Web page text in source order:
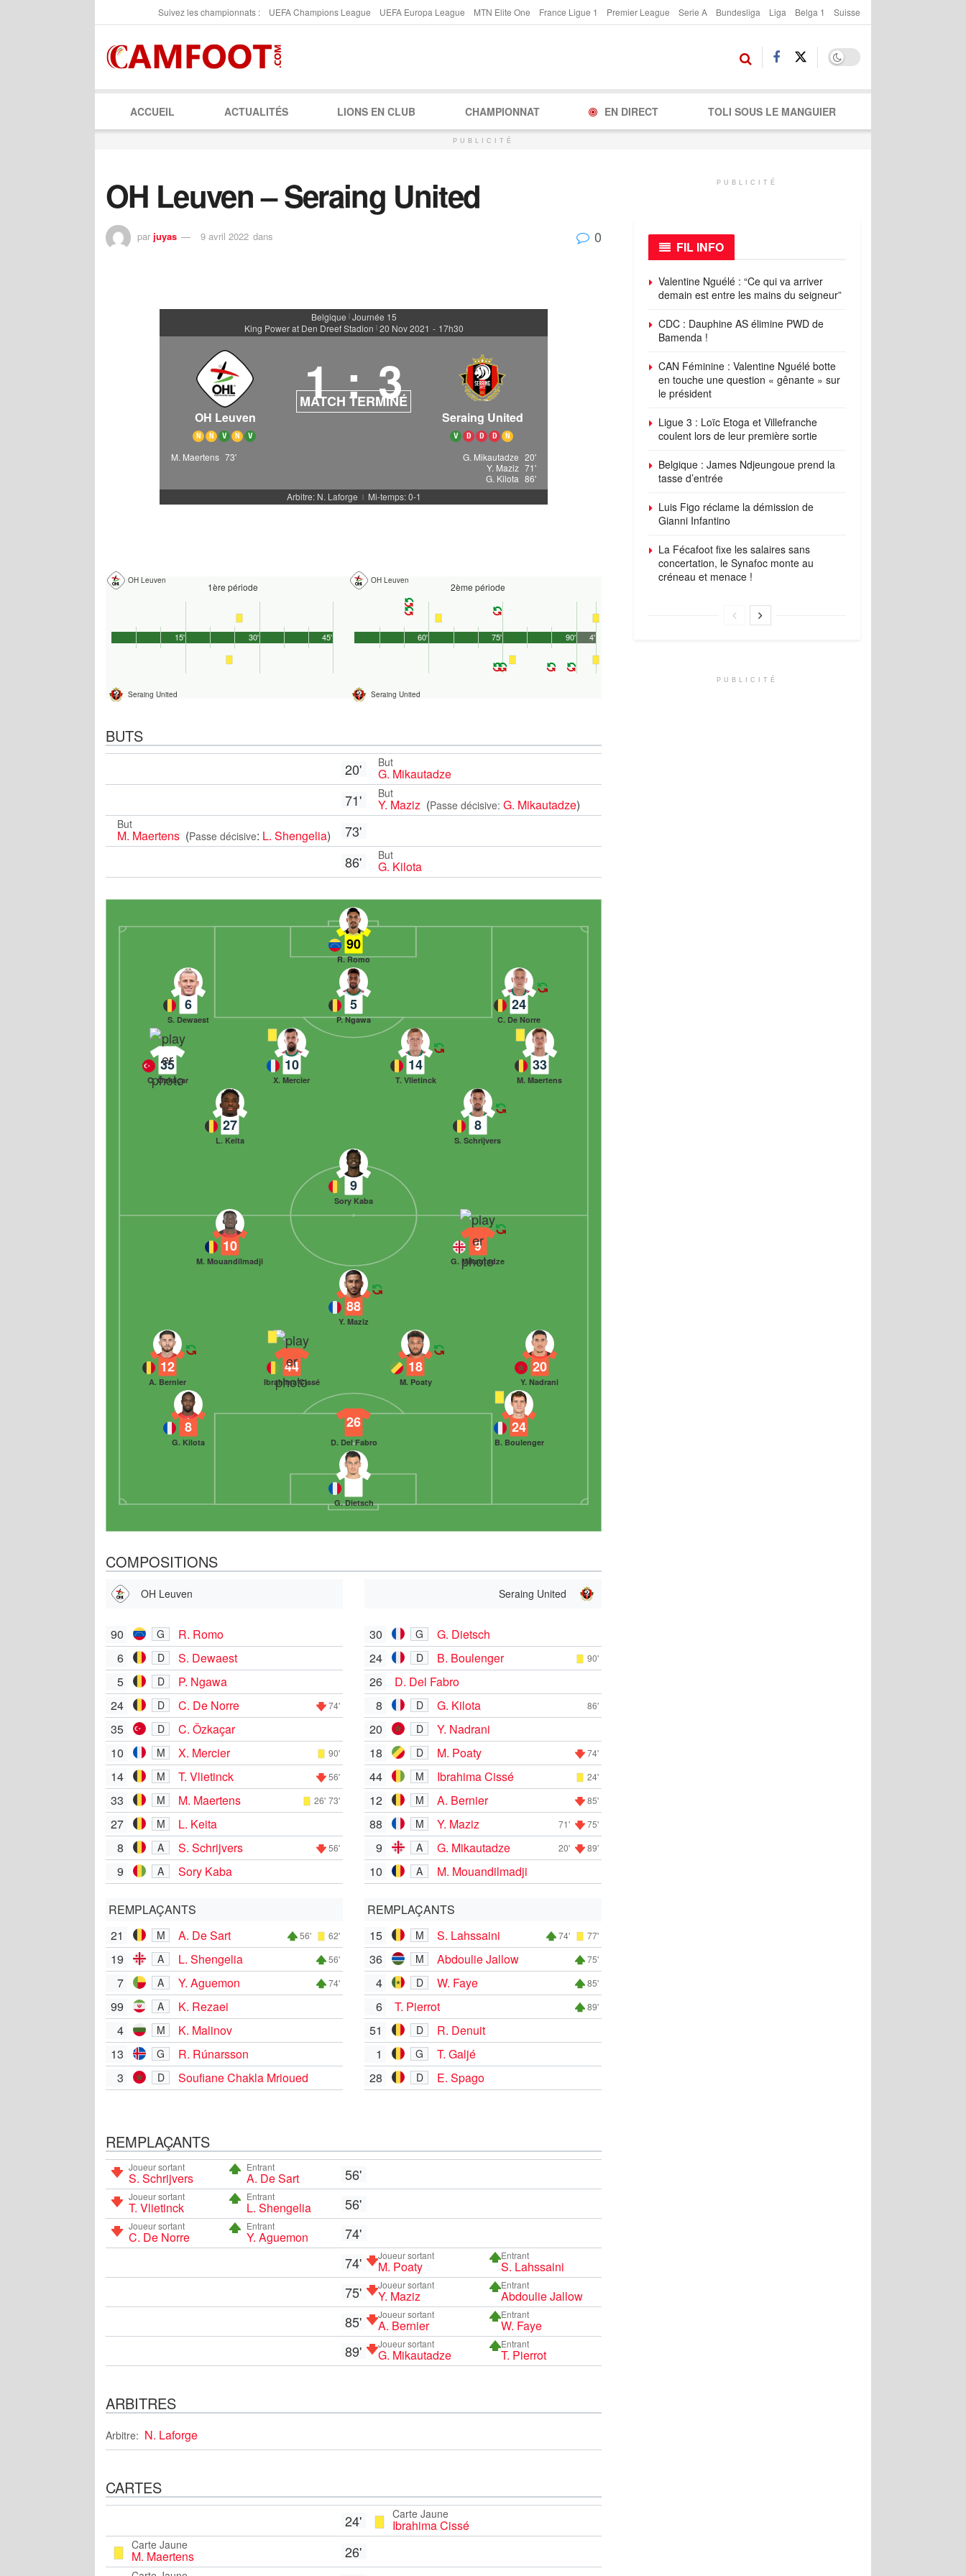
Suivez les championnats : UEFA Champions League UEFA Europa League MTN Elite One France Ligue 1 Premier League Serie A Bundesliga Liga Belga 1 Suisse
ACCUEIL ACTUALITÉS LIONS EN CLUB CHAMPIONNAT EN DIRECT TOLI SOUS LE MANGUIER
PUBLICITÉ
OH Leuven – Seraing United
par juyas 9 avril 2022 dans 0
Belgique | Journée 15
King Power at Den Dreef Stadion | 20 Nov 2021 - 17h30
OH Leuven
N N V N V
1 : 3
MATCH TERMINÉ
Seraing United
V D D D N
M. Maertens 73' G. Mikautadze 20'
Y. Maziz 71'
G. Kilota 86'
Arbitre: N. Laforge
| Mi-temps: 0-1
OH Leuven
1ère période
Seraing United
45'
15' 30'
OH Leuven
2ème période
Seraing United
90'
60' 75' 4'
BUTS
20' But
G. Mikautadze
71' But
Y. Maziz (Passe décisive: G. Mikautadze)
But
M. Maertens (Passe décisive: L. Shengelia)
73'
86'
But
G. Kilota
90
R. Romo
24
C. De Norre
5
P. Ngawa
6
S. Dewaest
33
M. Maertens
14
T. Vlietinck
10
X. Mercier
35
C. Özkaçar
8
S. Schrijvers
27
L. Keita
9
Sory Kaba
G. Dietsch
8
G. Kilota
26
D. Del Fabro
24
B. Boulenger
12
A. Bernier
44
Ibrahima Cissé
18
M. Poaty
20
Y. Nadrani
88
Y. Maziz
10
M. Mouandilmadji
9
G. Mikautadze
COMPOSITIONS
OH Leuven
90 G
R. Romo
6
D
S. Dewaest
5
D
P. Ngawa
24
D C. De Norre 74'
35 D
C. Özkaçar
10
M X. Mercier 90'
14 M T. Vlietinck 56'
33 M M. Maertens 26' 73'
27 M
L. Keita
8
A S. Schrijvers 56'
9 A Sory Kaba
REMPLAÇANTS
21
M A. De Sart 56' 62'
19 A L. Shengelia 56'
7 A Y. Aguemon 74'
99 A
K. Rezaei
4
M
K. Malinov
13
G
R. Rúnarsson
3
D Soufiane Chakla Mrioued
Seraing United
30 G
G. Dietsch
24
D B. Boulenger 90'
26
D. Del Fabro
8
D G. Kilota 86'
20 D
Y. Nadrani
18
D M. Poaty 74'
44 M Ibrahima Cissé 24'
12 M A. Bernier 85'
88 M Y. Maziz 71' 75'
9 A G. Mikautadze 20' 89'
10 A M. Mouandilmadji
REMPLAÇANTS
15
M S. Lahssaini 74' 77'
36 M Abdoulie Jallow 75'
4 D W. Faye 85'
6 T. Pierrot 89'
51 D
R. Denuit
1
G
T. Galjé
28
D E. Spago
REMPLAÇANTS
Joueur sortant
S. Schrijvers
Entrant
A. De Sart 56'
Joueur sortant
T. Vlietinck
Entrant
L. Shengelia 56'
Joueur sortant
C. De Norre
Entrant
Y. Aguemon
74'
74'
Joueur sortant
M. Poaty
Entrant
S. Lahssaini
75' Joueur sortant
Y. Maziz
Entrant
Abdoulie Jallow
85' Joueur sortant
A. Bernier
Entrant
W. Faye
89' Joueur sortant
G. Mikautadze
Entrant
T. Pierrot
ARBITRES
Arbitre: N. Laforge
CARTES
24' Carte Jaune
Ibrahima Cissé
Carte Jaune
M. Maertens 26'
PUBLICITÉ
FIL INFO
Valentine Nguélé : “Ce qui va arriver
demain est entre les mains du seigneur”
CDC : Dauphine AS élimine PWD de
Bamenda !
CAN Féminine : Valentine Nguélé botte
en touche une question « gênante » sur
le président
Ligue 3 : Loïc Etoga et Villefranche
coulent lors de leur première sortie
Belgique : James Ndjeungoue prend la
tasse d’entrée
Luis Figo réclame la démission de
Gianni Infantino
La Fécafoot fixe les salaires sans
concertation, le Synafoc monte au
créneau et menace !
PUBLICITÉ